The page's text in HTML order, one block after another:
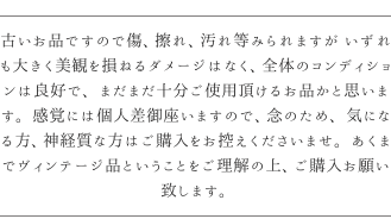
古いお品ですので傷、擦れ、汚れ等みられますが いずれ
も大きく美観を損ねるダメージはなく、全体のコンディショ
ンは良好で、 まだまだ十分ご使用頂けるお品かと思いま
す。 感覚には個人差御座いますので、念のため、 気にな
る方、神経質な方はご購入をお控えくださいませ。 あくま
でヴィンテージ品ということをご理解の上、ご購入お願い
致します。